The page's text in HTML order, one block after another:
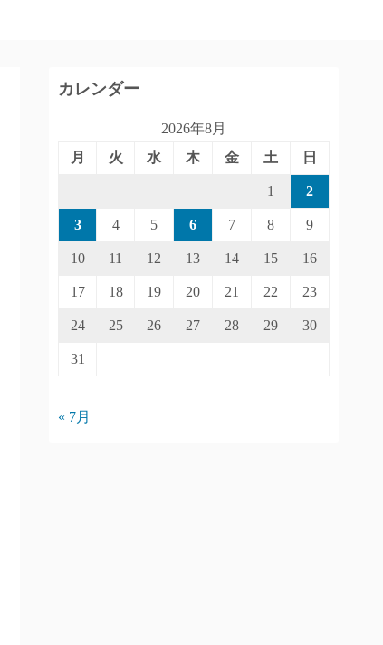
カレンダー
2026年8月
月
火 水 木 金 土 日
1 2
3 4 5 6 7 8 9
10 11 12 13 14 15 16
17 18 19 20 21 22 23
24 25 26 27 28 29 30
31
« 7月